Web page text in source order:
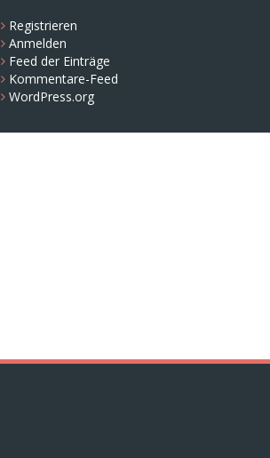
Registrieren
Anmelden
Feed der Einträge
Kommentare-Feed
WordPress.org